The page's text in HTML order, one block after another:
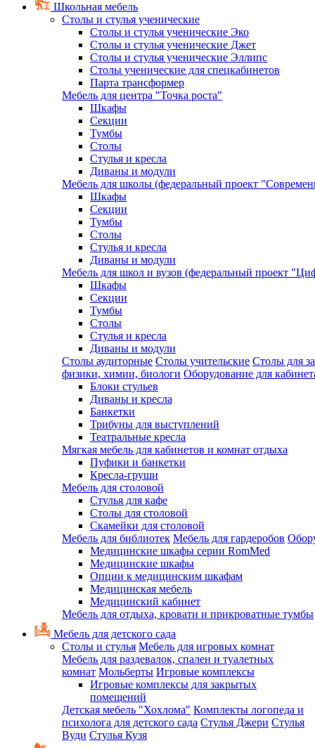
Школьная мебель
Столы и стулья ученические
Столы и стулья ученические Эко
Столы и стулья ученические Джет
Столы и стулья ученические Эллипс
Столы ученические для спецкабинетов
Парта трансформер
Мебель для центра "Точка роста"
Шкафы
Секции
Тумбы
Столы
Стулья и кресла
Диваны и модули
Мебель для школы (федеральный проект
Шкафы
Секции
Тумбы
Столы
Стулья и кресла
Диваны и модули
Мебель для школ и вузов (федеральный проект
Шкафы
Секции
Тумбы
Столы
Стулья и кресла
Диваны и модули
Столы аудиторные Столы учительские Столы для
физики, химии, биологи Оборудование для
Блоки стульев
Диваны и кресла
Банкетки
Трибуны для выступлений
Театральные кресла
Мягкая мебель для кабинетов и комнат отдыха
Пуфики и банкетки
Кресла-груши
Мебель для столовой
Cтулья для кафе
Cтолы для столовой
Скамейки для столовой
Мебель для библиотек Мебель для гардеробов
Медицинские шкафы серии RomMed
Медицинские шкафы
Опции к медицинским шкафам
Медицинская мебель
Медицинский кабинет
Мебель для отдыха, кровати и прикроватные тумбы
Мебель для детского сада
Столы и стулья Мебель для игровых комнат
Мебель для раздевалок, спален и туалетных
комнат Мольберты Игровые комплексы
Игровые комплексы для закрытых
помещений
Детская мебель "Хохлома" Комплекты логопеда и
психолога для детского сада Стулья Джери Стулья
Вуди Стулья Кузя